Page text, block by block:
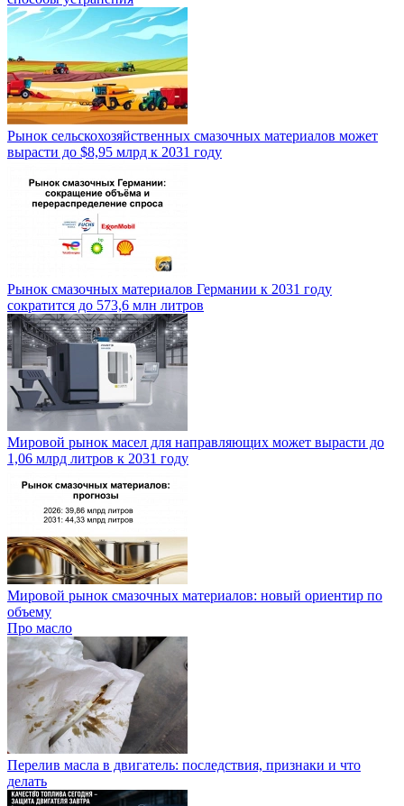
Рынок сельскохозяйственных смазочных материалов может
вырасти до $8,95 млрд к 2031 году
Рынок смазочных материалов Германии к 2031 году
сократится до 573,6 млн литров
Мировой рынок масел для направляющих может вырасти до
1,06 млрд литров к 2031 году
Мировой рынок смазочных материалов: новый ориентир по
объему
Про масло
Перелив масла в двигатель: последствия, признаки и что
делать